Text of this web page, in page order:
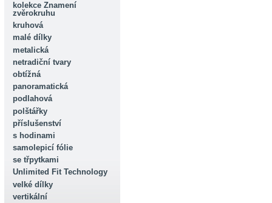
kolekce Znamení
zvěrokruhu
kruhová
malé dílky
metalická
netradiční tvary
obtížná
panoramatická
podlahová
polštářky
příslušenství
s hodinami
samolepicí fólie
se třpytkami
Unlimited Fit Technology
velké dílky
vertikální